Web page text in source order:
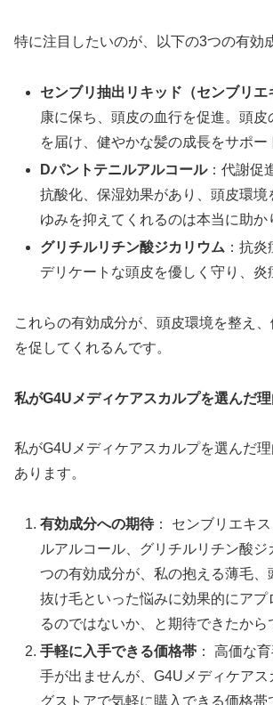
特に注目したいのが、以下の3つの有効
センブリ抽出リキッド（センブリエ
康に保ち、頭皮の血行を促進。頭皮
を届け、健やかな髪の成長をサポー
Dパントテニルアルコール：代謝促
抗酸化、保湿効果があり、頭皮環境
ゆみを抑えてくれるのは本当に助か
グリチルリチン酸ジカリウム ：抗炎
デリケートな頭皮を優しく守り、炎
これらの有効成分が、頭皮環境を整え
を促してくれるんです。
私がG4Uメディケアスカルプを選んだ理
私がG4Uメディケアスカルプを選んだ
あります。
有効成分への期待： センブリエキ
ルアルコール、グリチルリチン酸
つの有効成分が、私の抱える薄毛、
抜け毛といった悩みに効果的にアプ
るのではないか、と期待できたから
手軽に入手できる価格帯 ： 高価な
手が出ませんが、G4Uメディケアス
グストアで気軽に購入できる価格帯